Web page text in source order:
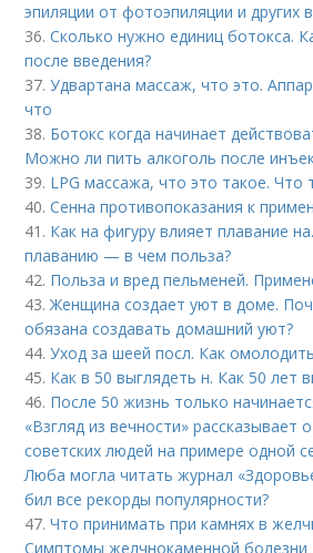
эпиляции от фотоэпиляции и других
36.Сколько нужно единиц ботокса.
после введения?
37.Удвартана массаж, что это.
что
38. Ботокс когда начинает
Можно ли пить алкоголь после
39. LPG массажа, что это такое. Что
40.Сенна противопоказания к
41. Как на фигуру влияет плавание
плаванию — в чем польза?
42. Польза и вред пельменей.
43.Женщина создает уют в доме.
обязана создавать домашний уют?
44.Уход за шеей посл. Как
45. Как в 50 выглядеть н. Как 50 лет
46. После 50 жизнь только
«Взгляд из вечности» рассказывает
советских людей на примере одной
Люба могла читать журнал
бил все рекорды популярности?
47.Что принимать при камнях в
Симптомы желчнокаменной болезни